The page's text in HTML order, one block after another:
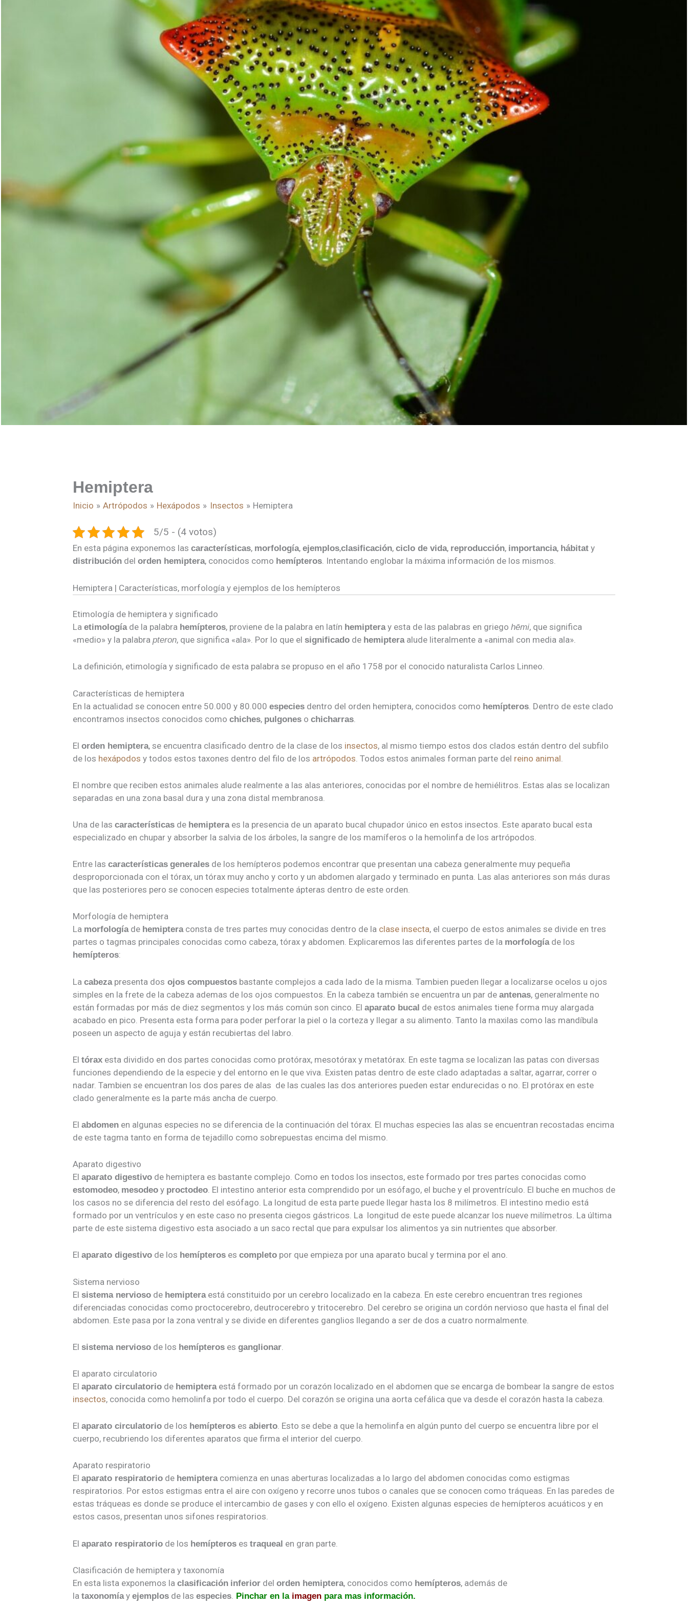
Hemiptera
Inicio Artrópodos Hexápodos Insectos Hemiptera
5/5 - (4 votos)
En esta página exponemos las características, morfología, ejemplos,clasificación, ciclo de vida, reproducción, importancia, hábitat y
distribución del orden hemiptera, conocidos como hemípteros. Intentando englobar la máxima información de los mismos.
Hemiptera | Características, morfología y ejemplos de los hemípteros
Etimología de hemiptera y significado
La etimologíade la palabra hemípteros, proviene de la palabra en latín hemipteray esta de las palabras en griego hēmi, que significa
«medio» y la palabra pteron, que significa «ala». Por lo que el significado de hemipteraalude literalmente a «animal con media ala».
La definición, etimología y significado de esta palabra se propuso en el año 1758 por el conocido naturalista Carlos Linneo.
Características de hemiptera
En la actualidad se conocen entre 50.000 y 80.000 especies dentro del orden hemiptera, conocidos como hemípteros . Dentro de este clado
encontramos insectos conocidos como chiches, pulgones o chicharras
El orden hemiptera, se encuentra clasificado dentro de la clase de los insectos, al mismo tiempo estos dos clados están dentro del subfilo
de los hexápodos y todos estos taxones dentro del filo de los artrópodos . Todos estos animales forman parte del reino animal
El nombre que reciben estos animales alude realmente a las alas anteriores, conocidas por el nombre de hemiélitros. Estas alas se localizan
separadas en una zona basal dura y una zona distal membranosa.
Una de las características de hemipteraes la presencia de un aparato bucal chupador único en estos insectos. Este aparato bucal esta
especializado en chupar y absorber la salvia de los árboles, la sangre de los mamíferos o la hemolinfa de los artrópodos.
Entre las características generales de los hemípteros podemos encontrar que presentan una cabeza generalmente muy pequeña
desproporcionada con el tórax, un tórax muy ancho y corto y un abdomen alargado y terminado en punta. Las alas anteriores son más duras
que las posteriores pero se conocen especies totalmente ápteras dentro de este orden.
Morfología de hemiptera
La morfologíade hemipteraconsta de tres partes muy conocidas dentro de la clase insecta, el cuerpo de estos animales se divide en tres
partes o tagmas principales conocidas como cabeza, tórax y abdomen. Explicaremos las diferentes partes de la morfologíade los
hemípteros:
La cabezapresenta dos ojos compuestos bastante complejos a cada lado de la misma. Tambien pueden llegar a localizarse ocelos u ojos
simples en la frete de la cabeza ademas de los ojos compuestos. En la cabeza también se encuentra un par de antenas, generalmente no
están formadas por más de diez segmentos y los más común son cinco. El aparato bucal de estos animales tiene forma muy alargada
acabado en pico. Presenta esta forma para poder perforar la piel o la corteza y llegar a su alimento. Tanto la maxilas como las mandíbula
poseen un aspecto de aguja y están recubiertas del labro.
El tórax esta dividido en dos partes conocidas como protórax, mesotórax y metatórax. En este tagma se localizan las patas con diversas
funciones dependiendo de la especie y del entorno en le que viva. Existen patas dentro de este clado adaptadas a saltar, agarrar, correr o
nadar. Tambien se encuentran los dos pares de alas de las cuales las dos anteriores pueden estar endurecidas o no. El protórax en este
clado generalmente es la parte más ancha de cuerpo.
El abdomen en algunas especies no se diferencia de la continuación del tórax. El muchas especies las alas se encuentran recostadas encima
de este tagma tanto en forma de tejadillo como sobrepuestas encima del mismo.
Aparato digestivo
El aparato digestivo de hemiptera es bastante complejo. Como en todos los insectos, este formado por tres partes conocidas como
estomodeo, mesodeo y proctodeo. El intestino anterior esta comprendido por un esófago, el buche y el proventrículo. El buche en muchos de
los casos no se diferencia del resto del esófago. La longitud de esta parte puede llegar hasta los 8 milímetros. El intestino medio está
formado por un ventrículos y en este caso no presenta ciegos gástricos. La longitud de este puede alcanzar los nueve milímetros. La última
parte de este sistema digestivo esta asociado a un saco rectal que para expulsar los alimentos ya sin nutrientes que absorber.
El aparato digestivo de los hemípteros es completo por que empieza por una aparato bucal y termina por el ano.
Sistema nervioso
El sistema nervioso de hemipteraestá constituido por un cerebro localizado en la cabeza. En este cerebro encuentran tres regiones
diferenciadas conocidas como proctocerebro, deutrocerebro y tritocerebro. Del cerebro se origina un cordón nervioso que hasta el final del
abdomen. Este pasa por la zona ventral y se divide en diferentes ganglios llegando a ser de dos a cuatro normalmente.
El sistema nervioso de los hemípteros es ganglionar
El aparato circulatorio
El aparato circulatorio de hemipteraestá formado por un corazón localizado en el abdomen que se encarga de bombear la sangre de estos
insectos, conocida como hemolinfa por todo el cuerpo. Del corazón se origina una aorta cefálica que va desde el corazón hasta la cabeza.
El aparato circulatorio de los hemípteros es abierto. Esto se debe a que la hemolinfa en algún punto del cuerpo se encuentra libre por el
cuerpo, recubriendo los diferentes aparatos que firma el interior del cuerpo.
Aparato respiratorio
El aparato respiratorio de hemipteracomienza en unas aberturas localizadas a lo largo del abdomen conocidas como estigmas
respiratorios. Por estos estigmas entra el aire con oxígeno y recorre unos tubos o canales que se conocen como tráqueas. En las paredes de
estas tráqueas es donde se produce el intercambio de gases y con ello el oxígeno. Existen algunas especies de hemípteros acuáticos y en
estos casos, presentan unos sifones respiratorios.
El aparato respiratorio de los hemípteros es traqueal en gran parte.
Clasificación de hemiptera y taxonomía
En esta lista exponemos la clasificación inferior del orden hemiptera, conocidos como hemípteros, además de
la taxonomíay ejemplos de las especies Pinchar en la imagen para mas información.